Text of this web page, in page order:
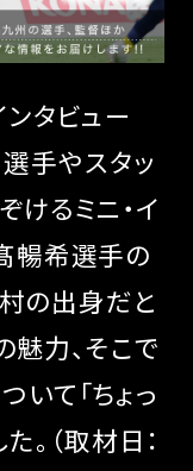
ンタビュー
選手やスタッ
けるミニ・イ
暢希選手の
の出身だと
魅力、そこで
いて「ちょっ
。（取材日：